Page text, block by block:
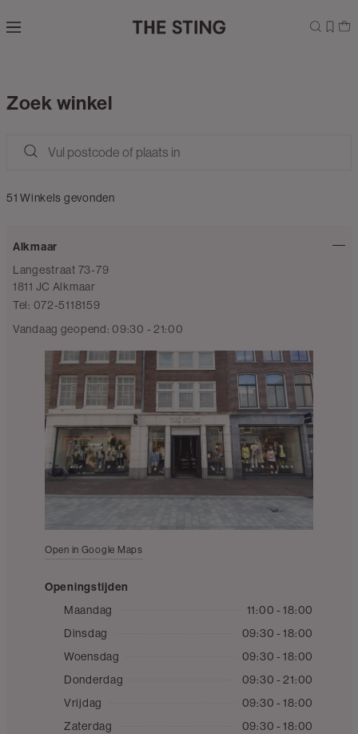
direct naar
Navigeer
naar de
footer
Zoek winkel
51 Winkels gevonden
Alkmaar
Langestraat 73-79
1811 JC Alkmaar
Tel: 072-5118159
Vandaag geopend: 09:30 - 21:00
Open in Google Maps
Openingstijden
Maandag
11:00 - 18:00
Dinsdag
09:30 - 18:00
Woensdag
09:30 - 18:00
Donderdag
09:30 - 21:00
Vrijdag
09:30 - 18:00
Zaterdag
09:30 - 18:00